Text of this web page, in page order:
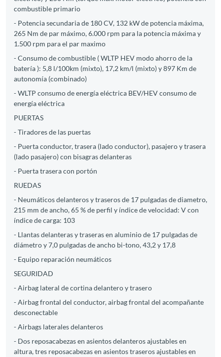
combustible primario
- Potencia secundaria de 180 CV, 132 kW de potencia máxima,
265 Nm de par máximo, 6.000 rpm para la potencia máxima y
1.500 rpm para el par maximo
- Consumo de combustible ( WLTP HEV modo ahorro de la
batería ): 5,8 l/100km (mixto), 17,2 km/l (mixto) y 897 Km de
autonomía (combinado)
- WLTP consumo de energía eléctrica BEV/HEV consumo de
energía eléctrica
PUERTAS
- Tiradores de las puertas
- Puerta conductor, trasera (lado conductor), pasajero y trasera
(lado pasajero) con bisagras delanteras
- Puerta trasera con portón
RUEDAS
- Neumáticos delanteros y traseros de 17 pulgadas de diametro,
215 mm de ancho, 65 % de perfil y índice de velocidad: V con
índice de carga: 103
- Llantas delanteras y traseras en aluminio de 17 pulgadas de
diámetro y 7,0 pulgadas de ancho bi-tono, 43,2 y 17,8
- Equipo reparación neumáticos
SEGURIDAD
- Airbag lateral de cortina delantero y trasero
- Airbag frontal del conductor, airbag frontal del acompañante
desconectable
- Airbags laterales delanteros
- Dos reposacabezas en asientos delanteros ajustables en
altura, tres reposacabezas en asientos traseros ajustables en